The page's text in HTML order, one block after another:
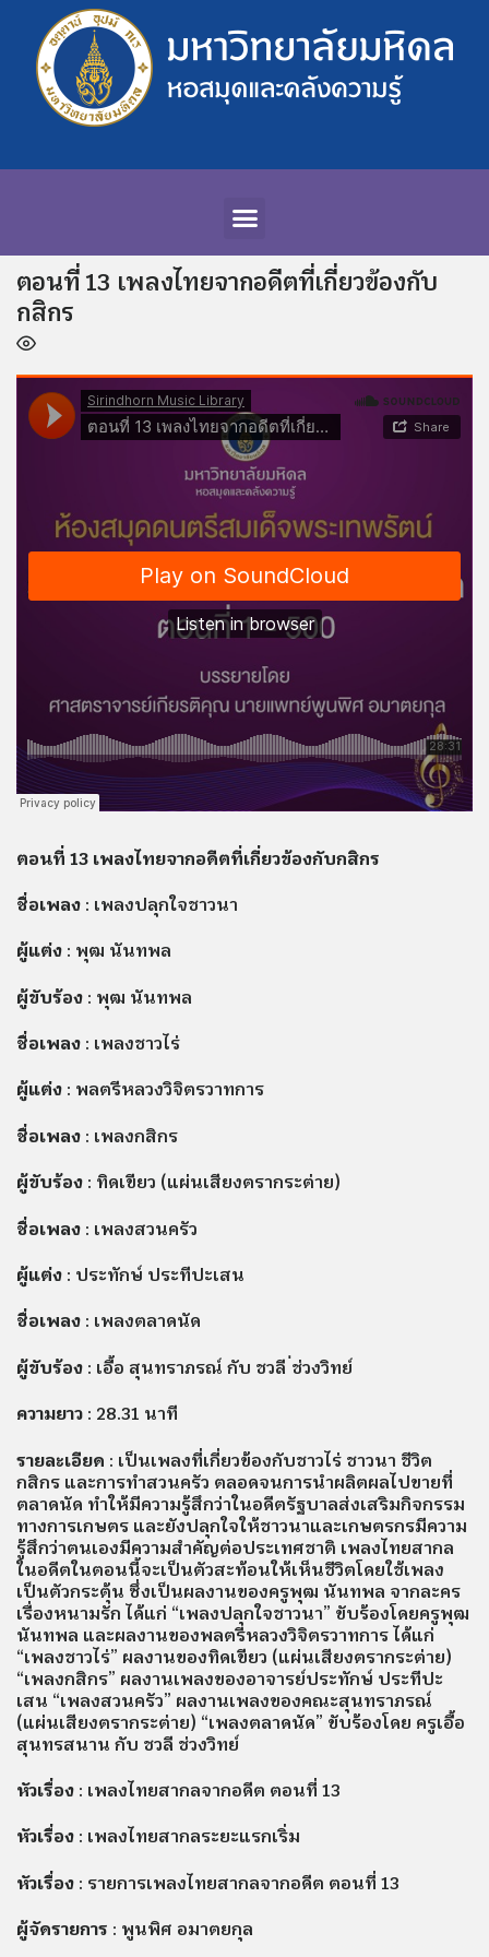
ตอนที่ 13 เพลงไทยจากอดีตที่เกี่ยวข้องกับ
กสิกร
ตอนที่ 13 เพลงไทยจากอดีตที่เกี่ยวข้องกับกสิกร
ชื่อเพลง : เพลงปลุกใจชาวนา
ผู้แต่ง : พุฒ นันทพล
ผู้ขับร้อง : พุฒ นันทพล
ชื่อเพลง : เพลงชาวไร่
ผู้แต่ง : พลตรีหลวงวิจิตรวาทการ
ชื่อเพลง : เพลงกสิกร
ผู้ขับร้อง : ทิดเขียว (แผ่นเสียงตรากระต่าย)
ชื่อเพลง : เพลงสวนครัว
ผู้แต่ง : ประทักษ์ ประทีปะเสน
ชื่อเพลง : เพลงตลาดนัด
ผู้ขับร้อง : เอื้อ สุนทราภรณ์ กับ ชวลี ่ช่วงวิทย์
ความยาว : 28.31 นาที
รายละเอียด : เป็นเพลงที่เกี่ยวข้องกับชาวไร่ ชาวนา ชีวิต
กสิกร และการทำสวนครัว ตลอดจนการนำผลิตผลไปขายที่
ตลาดนัด ทำให้มีความรู้สึกว่าในอดีตรัฐบาลส่งเสริมกิจกรรม
ทางการเกษตร และยังปลุกใจให้ชาวนาและเกษตรกรมีความ
รู้สึกว่าตนเองมีความสำคัญต่อประเทศชาติ เพลงไทยสากล
ในอดีตในตอนนี้จะเป็นตัวสะท้อนให้เห็นชีวิตโดยใช้เพลง
เป็นตัวกระตุ้น ซึ่งเป็นผลงานของครูพุฒ นันทพล จากละคร
เรื่องหนามรัก ได้แก่ “เพลงปลุกใจชาวนา” ขับร้องโดยครูพุฒ
นันทพล และผลงานของพลตรีหลวงวิจิตรวาทการ ได้แก่
“เพลงชาวไร่” ผลงานของทิดเขียว (แผ่นเสียงตรากระต่าย)
“เพลงกสิกร” ผลงานเพลงของอาจารย์ประทักษ์ ประทีปะ
เสน “เพลงสวนครัว” ผลงานเพลงของคณะสุนทราภรณ์
(แผ่นเสียงตรากระต่าย) “เพลงตลาดนัด” ขับร้องโดย ครูเอื้อ
สุนทรสนาน กับ ชวลี ช่วงวิทย์
หัวเรื่อง : เพลงไทยสากลจากอดีต ตอนที่ 13
หัวเรื่อง : เพลงไทยสากลระยะแรกเริ่ม
หัวเรื่อง : รายการเพลงไทยสากลจากอดีต ตอนที่ 13
ผู้จัดรายการ : พูนพิศ อมาตยกุล